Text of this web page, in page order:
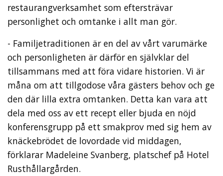
restaurangverksamhet som eftersträvar
personlighet och omtanke i allt man gör.
- Familjetraditionen är en del av vårt varumärke
och personligheten är därför en självklar del
tillsammans med att föra vidare historien. Vi är
måna om att tillgodose våra gästers behov och ge
den där lilla extra omtanken. Detta kan vara att
dela med oss av ett recept eller bjuda en nöjd
konferensgrupp på ett smakprov med sig hem av
knäckebrödet de lovordade vid middagen,
förklarar Madeleine Svanberg, platschef på Hotel
Rusthållargården.